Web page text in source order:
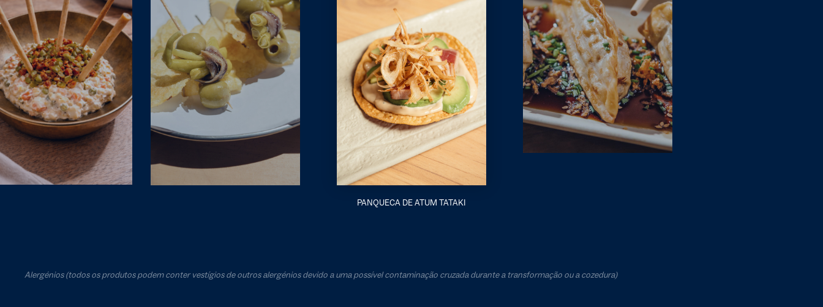
PANQUECA DE ATUM TATAKI
Alergénios (todos os produtos podem conter vestígios de outros alergénios devido a uma possível contaminação cruzada durante a transformação ou a cozedura)